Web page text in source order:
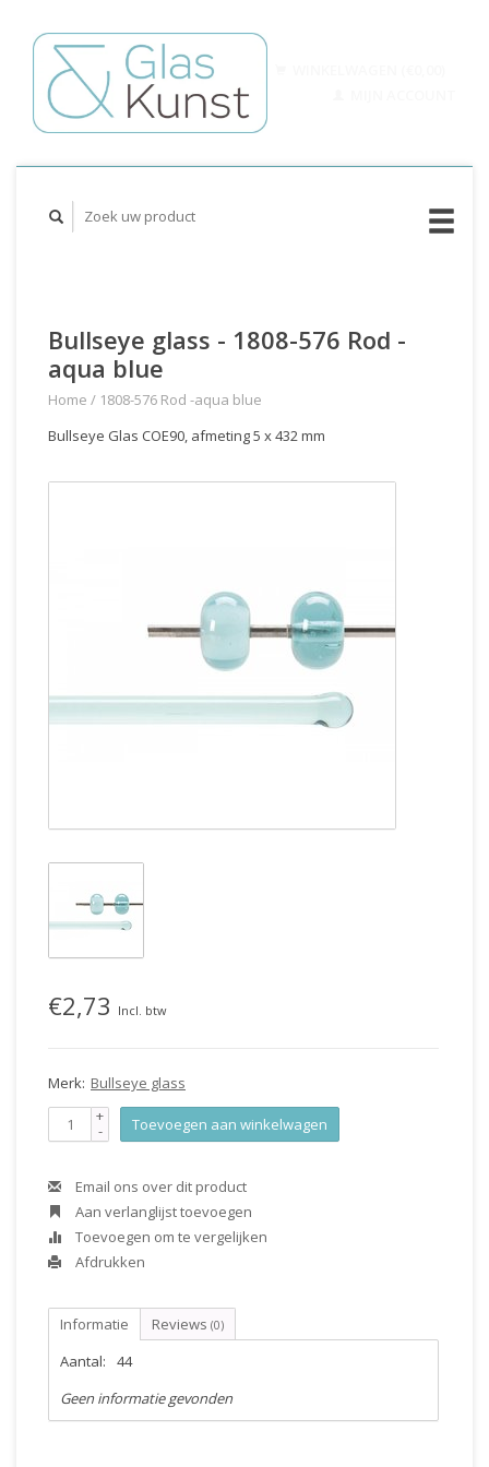
Bullseye glass - 1808-576 Rod -
aqua blue
Home / 1808-576 Rod -aqua blue
Bullseye Glas COE90, afmeting 5 x 432 mm
€2,73 Incl. btw
Merk: Bullseye glass
+
- Toevoegen aan winkelwagen
Email ons over dit product
Aan verlanglijst toevoegen
Toevoegen om te vergelijken
Afdrukken
Informatie Reviews (0)
Aantal:
44
Geen informatie gevonden